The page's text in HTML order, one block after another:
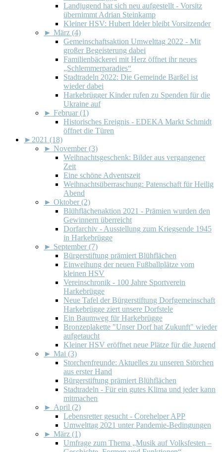
Landjugend hat sich neu aufgestellt - Vorsitz
übernimmt Adrian Steinkamp
Kleiner HSV: Hubert Ideler bleibt Vorsitzender
► März (4)
Gemeinschaftsaktion Umwelttag 2022 - Mit
großer Begeisterung dabei
Familienbäckerei mit Herz öffnet ihr neues
„Schlemmerparadies“
Stadtradeln 2022: Die Gemeinde Barßel ist
wieder dabei
Harkebrügger Kinder rufen zu Spenden für die
Ukraine auf
► Februar (1)
Historisches Ereignis - EDEKA Markt Schmidt
öffnet die Türen
► 2021 (18)
► November (3)
Weihnachtsgeschenk: Bilder aus vergangener
Zeit
Eine schöne Adventszeit
Weihnachtsüberraschung: Patenschaft für Heilig
Abend
► Oktober (2)
Blühflächenaktion 2021 - Prämien wurden den
Gewinnern überreicht
Dorfarchiv - Ausstellung zum Kriegsende 1945
in Harkebrügge
► September (7)
Bürgerstiftung prämiert Blühflächen
Einweihung der neuen Fußballplätze vom
kleinen HSV
Vereinschronik - 100 Jahre Sportverein
Harkebrügge
Neue Tafel der Bürgerstiftung Dorfgemeinschaft
Harkebrügge ziert unsere Dorfstele
Ein Baumweg für Harkebrügge
Bronzeplakette "Unser Dorf hat Zukunft" wieder
aufgetaucht
Kleiner HSV eröffnet neue Plätze für die Jugend
► Mai (3)
Storchenfreunde: Aktuelles zu unseren Störchen
aus erster Hand
Bürgerstiftung prämiert Blühflächen
Stadtradeln - Für ein gutes Klima und jeder kann
mitmachen
► April (2)
Lebensretter gesucht - Corehelper APP
Umwelttag 2021 unter Pandemie-Bedingungen
► März (1)
Umfrage zum Thema „Musik auf Volksfesten –